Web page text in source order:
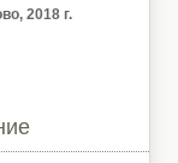
2018 г.